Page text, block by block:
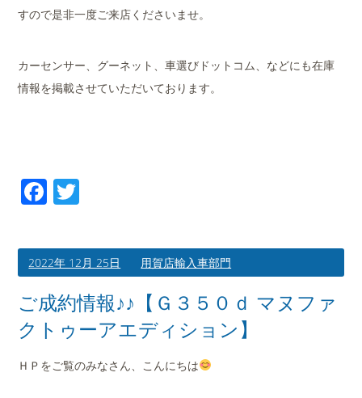
すので是非一度ご来店くださいませ。
カーセンサー、グーネット、車選びドットコム、などにも在庫
情報を掲載させていただいております。
Facebook
2022年 12月 25日 用賀店輸入車部門
ご成約情報♪♪【Ｇ３５０ｄ マヌファ
クトゥーアエディション】
ＨＰをご覧のみなさん、こんにちは